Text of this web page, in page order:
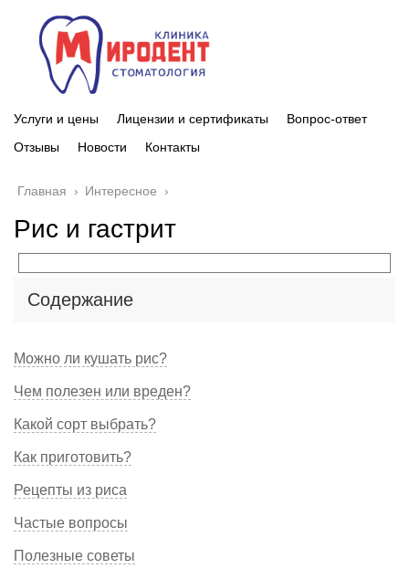
Услуги и цены Лицензии и сертификаты
Вопрос-ответ
Отзывы
Новости Контакты
Главная › Интересное ›
Рис и гастрит
Содержание
Можно ли кушать рис?
Чем полезен или вреден?
Какой сорт выбрать?
Как приготовить?
Рецепты из риса
Частые вопросы
Полезные советы